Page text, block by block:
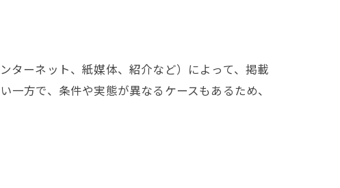
ターネット、紙媒体、紹介など）によって、掲載
方で、条件や実態が異なるケースもあるため、